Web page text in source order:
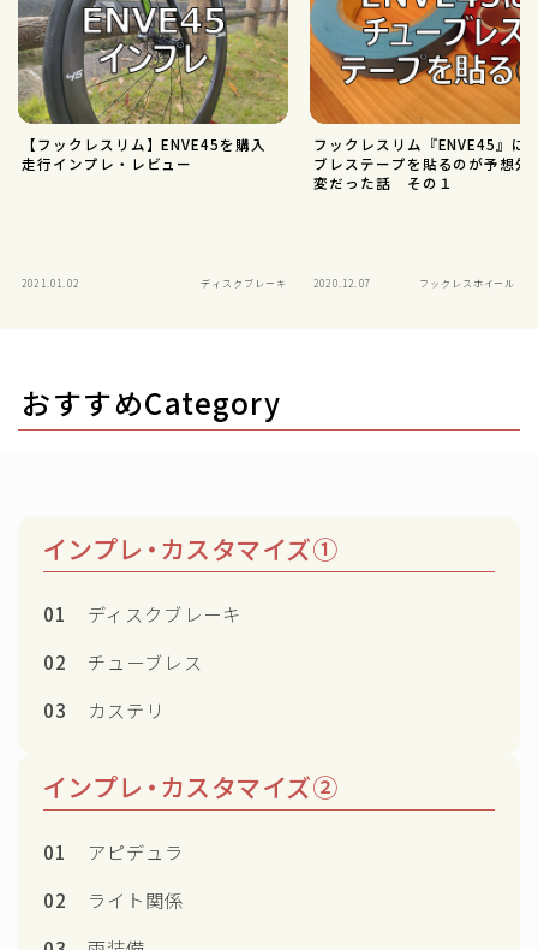
【フックレスリム】ENVE45を購入
走行インプレ・レビュー
2021.01.02 ディスクブレーキ
フックレスリム『ENVE45』に
ブレステープを貼るのが予想外
変だった話 その１
2020.12.07 フックレスホイール（
おすすめCategory
インプレ・カスタマイズ①
01
ディスクブレーキ
02
チューブレス
03
カステリ
インプレ・カスタマイズ②
01
アピデュラ
02
ライト関係